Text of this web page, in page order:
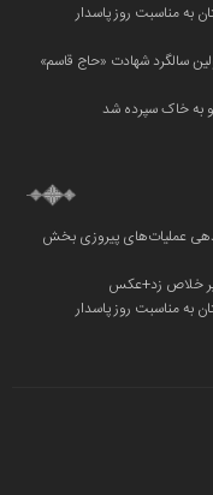
به مناسبت روز پاسدار
سالگرد شهادت «حاج قاسم»
عملیات‌های پیروزی بخش
خلاص زد+عکس
به مناسبت روز پاسدار